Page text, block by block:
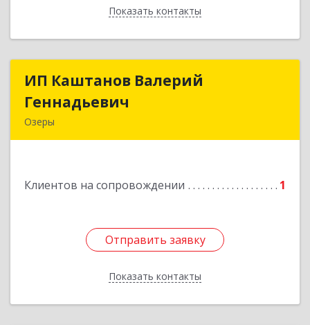
Показать контакты
Назад
ИП Каштанов Валерий
Геннадьевич
Озеры
Клиентов на сопровождении 1
Отправить заявку
Показать контакты
ИП Каштанов Валерий
Подробнее
Отправить заявку
Назад